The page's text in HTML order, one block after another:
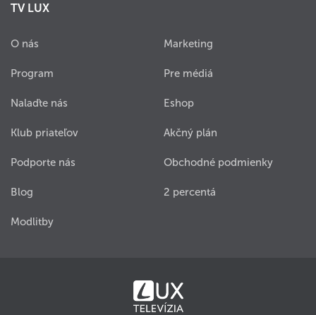
TV LUX
O nás
Program
Nalaďte nás
Klub priateľov
Podporte nás
Blog
Modlitby
Marketing
Pre médiá
Eshop
Akčný plán
Obchodné podmienky
2 percentá